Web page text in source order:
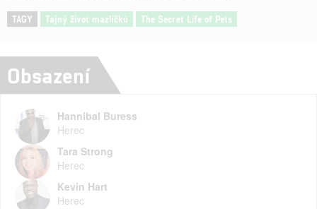
TAGY Tajný život mazlíčků The Secret Life of Pets
Obsazení
Hannibal Buress
Herec
Tara Strong
Herec
Kevin Hart
Herec